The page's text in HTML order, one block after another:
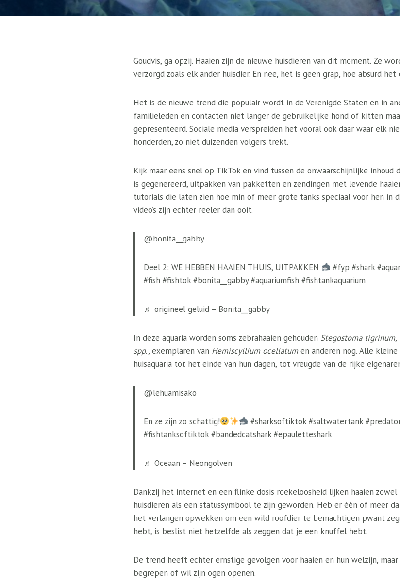
Goudvis, ga opzij. Haaien zijn de nieuwe huisdieren van dit moment. Ze
verzorgd zoals elk ander huisdier. En nee, het is geen grap, hoe absurd het
Het is de nieuwe trend die populair wordt in de Verenigde Staten en in
familieleden en contacten niet langer de gebruikelijke hond of kitten
gepresenteerd. Sociale media verspreiden het vooral ook daar waar elk
honderden, zo niet duizenden volgers trekt.
Kijk maar eens snel op TikTok en vind tussen de onwaarschijnlijke
is gegenereerd, uitpakken van pakketten en zendingen met levende
tutorials die laten zien hoe min of meer grote tanks speciaal voor hen in
video’s zijn echter reëler dan ooit.
@bonita__gabby
Deel 2: WE HEBBEN HAAIEN THUIS, UITPAKKEN
#fyp #shark
#fish #fishtok #bonita__gabby #aquariumfish #fishtankaquarium
♬ origineel geluid – Bonita__gabby
In deze aquaria worden soms zebrahaaien gehouden Stegostoma tigrinum,
spp., exemplaren van Hemiscyllium ocellatumen anderen nog. Alle
huisaquaria tot het einde van hun dagen, tot vreugde van de rijke
@lehuamisako
En ze zijn zo schattig!
#sharksoftiktok #saltwatertank
#fishtanksoftiktok #bandedcatshark #epauletteshark
♬ Oceaan – Neongolven
Dankzij het internet en een flinke dosis roekeloosheid lijken haaien zowel
huisdieren als een statussymbool te zijn geworden. Heb er één of meer
het verlangen opwekken om een ​​wild roofdier te bemachtigen pwant
hebt, is beslist niet hetzelfde als zeggen dat je een knuffel hebt.
De trend heeft echter ernstige gevolgen voor haaien en hun welzijn,
begrepen of wil zijn ogen openen.